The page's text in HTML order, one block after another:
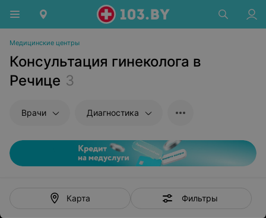
Медицинские центры
Консультация гинеколога в
Речице 3
Врачи Диагностика
Карта Фильтры